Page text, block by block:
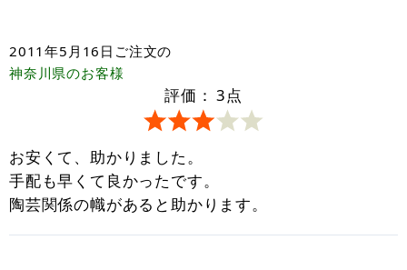
2011年5月16日 ご注文の
神奈川県のお客様
評価： 3点
お安くて、助かりました。
手配も早くて良かったです。
陶芸関係の幟があると助かります。